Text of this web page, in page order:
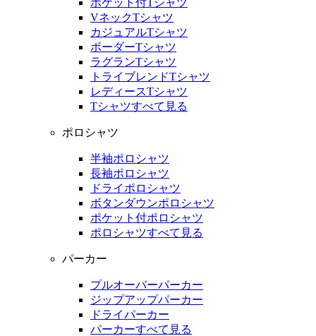
VネックTシャツ
カジュアルTシャツ
ボーダーTシャツ
ラグランTシャツ
トライブレンドTシャツ
レディースTシャツ
Tシャツすべて見る
ポロシャツ
半袖ポロシャツ
長袖ポロシャツ
ドライポロシャツ
ボタンダウンポロシャツ
ポケット付ポロシャツ
ポロシャツすべて見る
パーカー
プルオーバーパーカー
ジップアップパーカー
ドライパーカー
パーカーすべて見る